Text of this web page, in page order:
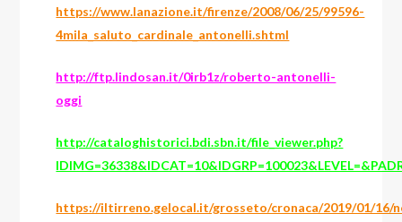
https://www.lanazione.it/firenze/2008/06/25/99596-
4mila_saluto_cardinale_antonelli.shtml
http://ftp.lindosan.it/0irb1z/roberto-antonelli-
oggi
http://cataloghistorici.bdi.sbn.it/file_viewer.php?
https://iltirreno.gelocal.it/grosseto/cronaca/2019/01/16/